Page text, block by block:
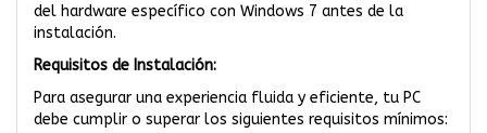
del hardware específico con Windows 7 antes de la
instalación.
Requisitos de Instalación:
Para asegurar una experiencia fluida y eficiente, tu PC
debe cumplir o superar los siguientes requisitos mínimos: